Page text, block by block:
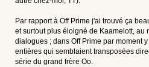
Par rapport à Off Prime j'ai trouvé ça
et surtout plus éloigné de Kaamelott, au
dialogues ; dans Off Prime par moment
entières qui semblaient transposées
série du grand frère Oo.